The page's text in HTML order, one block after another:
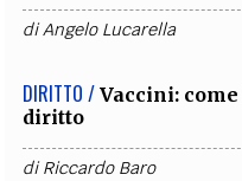
diAngelo Lucarella
DIRITTO / Vaccini:
diritto
diRiccardo Baro